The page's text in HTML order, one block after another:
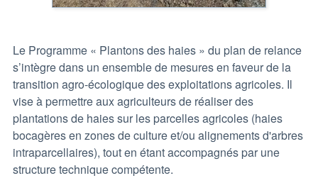
Le Programme « Plantons des haies » du plan de relance
s’intègre dans un ensemble de mesures en faveur de la
transition agro-écologique des exploitations agricoles. Il
vise à permettre aux agriculteurs de réaliser des
plantations de haies sur les parcelles agricoles (haies
bocagères en zones de culture et/ou alignements d'arbres
intraparcellaires), tout en étant accompagnés par une
structure technique compétente.